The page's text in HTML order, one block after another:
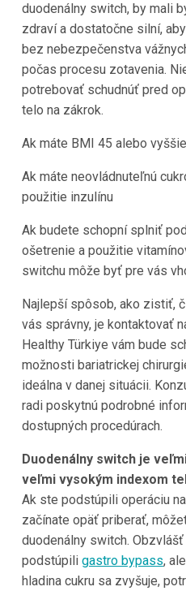
duodenálny switch, by mali
zdraví a dostatočne silní,
bez nebezpečenstva
počas procesu zotavenia.
potrebovať schudnúť pred
telo na zákrok.
Ak máte BMI 45 alebo vyššie
Ak máte neovládnuteľnú
použitie inzulínu
Ak budete schopní splniť
ošetrenie a použitie
switchu môže byť pre vás
Najlepší spôsob, ako zistiť,
vás správny, je kontaktovať
Healthy Türkiye vám bude
možnosti bariatrickej
ideálna v danej situácii.
radi poskytnú podrobné
dostupných procedúrach.
Duodenálny switch je
veľmi vysokým indexom
Ak ste podstúpili operáciu
začínate opäť priberať,
duodenálny switch.
podstúpili gastro bypass,
hladina cukru sa zvyšuje,